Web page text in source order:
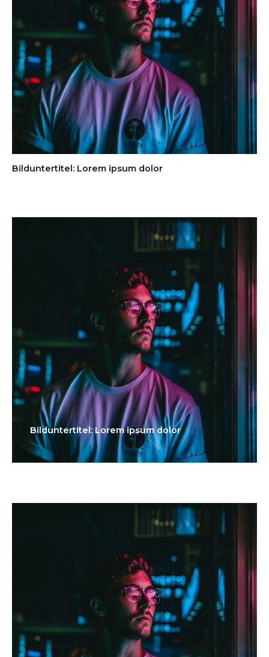
Bilduntertitel: Lorem ipsum dolor
Bilduntertitel: Lorem ipsum dolor